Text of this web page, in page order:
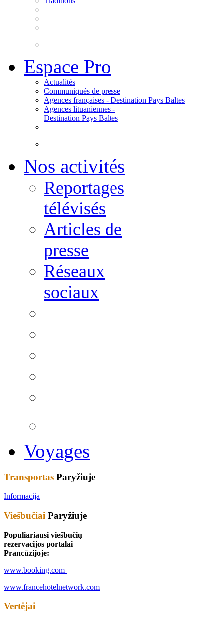
Espace Pro
Actualités
Communiqués de presse
Agences françaises - Destination Pays Baltes
Agences lituaniennes -
Destination Pays Baltes
Nos activités
Reportages
télévisés
Articles de
presse
Réseaux
sociaux
Voyages
Transportas Paryžiuje
Informacija
Viešbučiai Paryžiuje
Populiariausi viešbučių
rezervacijos portalai
Prancūzijoje:
www.booking.com
www.francehotelnetwork.com
Vertėjai